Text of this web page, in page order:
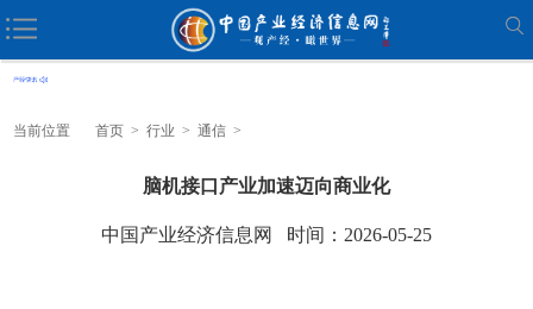
当前位置 首页 > 行业 > 通信 >
脑机接口产业加速迈向商业化
中国产业经济信息网 时间：2026-05-25